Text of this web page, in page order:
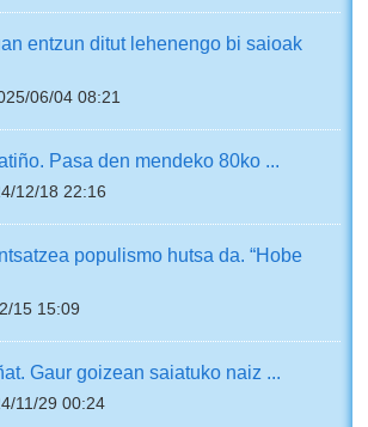
entzun ditut lehenengo bi saioak
06/04 08:21
Pasa den mendeko 80ko ...
12/18 22:16
populismo hutsa da. “Hobe
15 15:09
Gaur goizean saiatuko naiz ...
11/29 00:24